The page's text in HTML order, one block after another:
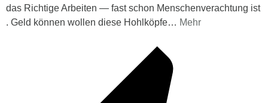
das Richtige Arbeiten — fast schon Menschenverachtung ist
. Geld können wollen diese Hohlköpfe… Mehr